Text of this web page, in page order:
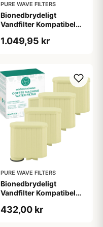
PURE WAVE FILTERS
Bionedbrydeligt
Vandfilter Kompatibel
AquaClean - Pure Wave
1.049,95 kr
PURE WAVE FILTERS
Bionedbrydeligt
Vandfilter Kompatibel
AquaClean - Pure Wave
432,00 kr